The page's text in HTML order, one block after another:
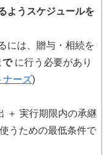
ようスケジュールを
には、贈与・相続を
でに行う必要があり
ナーズ)
＋ 実行期限内の承継
うための最低条件で